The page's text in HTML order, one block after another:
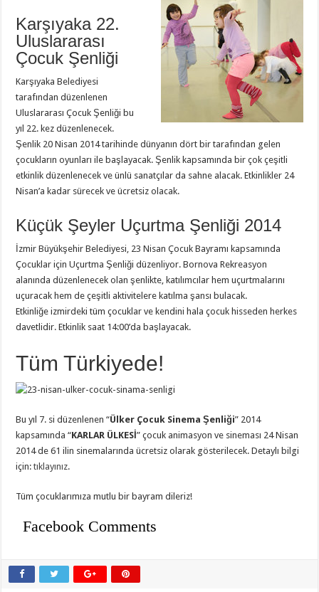
Karşıyaka 22.
Uluslararası
Çocuk Şenliği
Karşıyaka Belediyesi
tarafından düzenlenen
Uluslararası Çocuk Şenliği bu
yıl 22. kez düzenlenecek.
Şenlik 20 Nisan 2014 tarihinde dünyanın dört bir tarafından gelen
çocukların oyunları ile başlayacak. Şenlik kapsamında bir çok çeşitli
etkinlik düzenlenecek ve ünlü sanatçılar da sahne alacak. Etkinlikler 24
Nisan’a kadar sürecek ve ücretsiz olacak.
Küçük Şeyler Uçurtma Şenliği 2014
İzmir Büyükşehir Belediyesi, 23 Nisan Çocuk Bayramı kapsamında
Çocuklar için Uçurtma Şenliği düzenliyor. Bornova Rekreasyon
alanında düzenlenecek olan şenlikte, katılımcılar hem uçurtmalarını
uçuracak hem de çeşitli aktivitelere katılma şansı bulacak.
Etkinliğe izmirdeki tüm çocuklar ve kendini hala çocuk hisseden herkes
davetlidir. Etkinlik saat 14:00’da başlayacak.
Tüm Türkiyede!
Bu yıl 7. si düzenlenen “Ülker Çocuk Sinema Şenliği” 2014
kapsamında “KARLAR ÜLKESİ” çocuk animasyon ve sineması 24 Nisan
2014 de 61 ilin sinemalarında ücretsiz olarak gösterilecek. Detaylı bilgi
için:tıklayınız.
Tüm çocuklarımıza mutlu bir bayram dileriz!
Facebook Comments